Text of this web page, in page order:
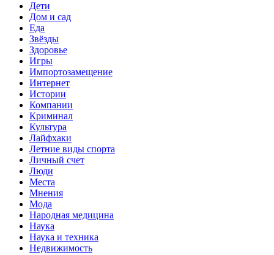
Дети
Дом и сад
Еда
Звёзды
Здоровье
Игры
Импортозамещение
Интернет
Истории
Компании
Криминал
Культура
Лайфхаки
Летние виды спорта
Личный счет
Люди
Места
Мнения
Мода
Народная медицина
Наука
Наука и техника
Недвижимость